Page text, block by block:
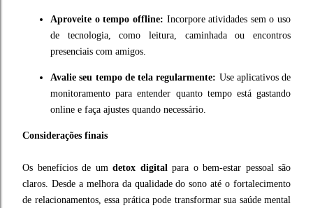
Aproveite o tempo offline: Incorpore atividades sem o uso
de tecnologia, como leitura, caminhada ou encontros
presenciais com amigos.
Avalie seu tempo de tela regularmente: Use aplicativos de
monitoramento para entender quanto tempo está gastando
online e faça ajustes quando necessário.
Considerações finais
Os benefícios de um detox digitalpara o bem-estar pessoal são
claros. Desde a melhora da qualidade do sono até o fortalecimento
de relacionamentos, essa prática pode transformar sua saúde mental